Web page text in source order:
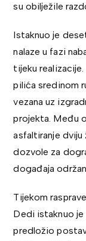
su obilježile
Istaknuo je
nalaze u fazi
tijeku
pilića sredinom
vezana uz
projekta. Među
asfaltiranje
dozvole za
događaja
Tijekom
Dedi istaknuo je
predložio